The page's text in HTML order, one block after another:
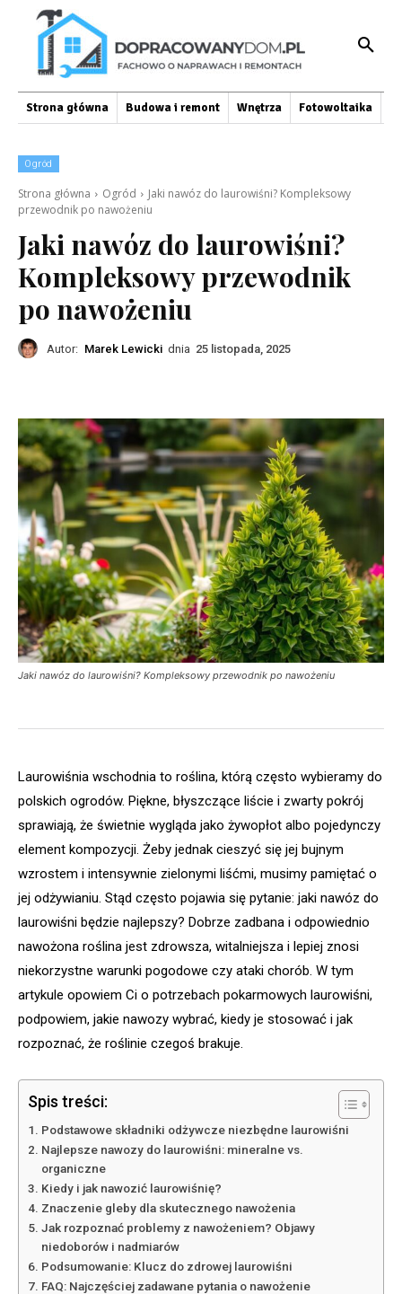
Strona główna Budowa i remont Wnętrza Fotowoltaika
Ogród
Strona główna Ogród
Jaki nawóz do laurowiśni? Kompleksowy
przewodnik po nawożeniu
Jaki nawóz do laurowiśni?
Kompleksowy przewodnik
po nawożeniu
Autor: Marek Lewicki dnia 25 listopada, 2025
Jaki nawóz do laurowiśni? Kompleksowy przewodnik po nawożeniu
Laurowiśnia wschodnia to roślina, którą często wybieramy do
polskich ogrodów. Piękne, błyszczące liście i zwarty pokrój
sprawiają, że świetnie wygląda jako żywopłot albo pojedynczy
element kompozycji. Żeby jednak cieszyć się jej bujnym
wzrostem i intensywnie zielonymi liśćmi, musimy pamiętać o
jej odżywianiu. Stąd często pojawia się pytanie: jaki nawóz do
laurowiśni będzie najlepszy? Dobrze zadbana i odpowiednio
nawożona roślina jest zdrowsza, witalniejsza i lepiej znosi
niekorzystne warunki pogodowe czy ataki chorób. W tym
artykule opowiem Ci o potrzebach pokarmowych laurowiśni,
podpowiem, jakie nawozy wybrać, kiedy je stosować i jak
rozpoznać, że roślinie czegoś brakuje.
Spis treści:
Podstawowe składniki odżywcze niezbędne laurowiśni
Najlepsze nawozy do laurowiśni: mineralne vs.
organiczne
Kiedy i jak nawozić laurowiśnię?
Znaczenie gleby dla skutecznego nawożenia
Jak rozpoznać problemy z nawożeniem? Objawy
niedoborów i nadmiarów
Podsumowanie: Klucz do zdrowej laurowiśni
FAQ: Najczęściej zadawane pytania o nawożenie